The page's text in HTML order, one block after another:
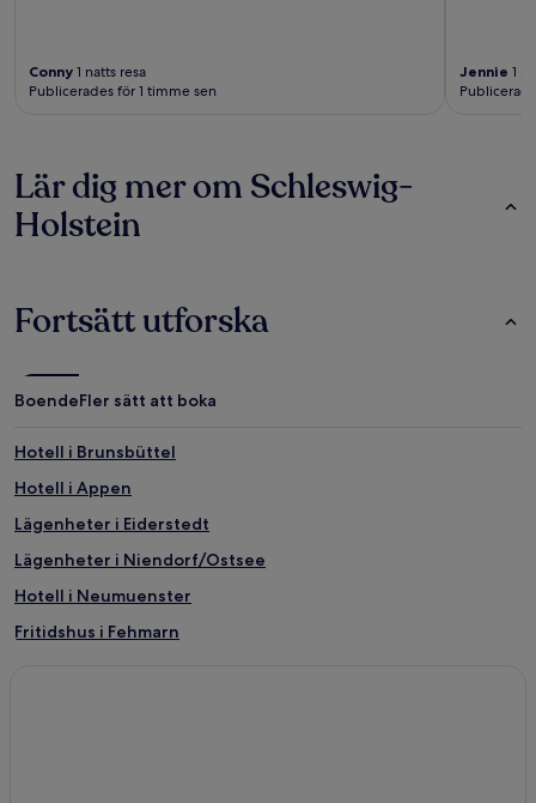
Conny 1 natts resa
Publicerades för 1 timme sen
Jennie 1
Lär dig mer om Schleswig-
Holstein
Fortsätt utforska
BoendeFler sätt att boka
Hotell i Brunsbüttel
Hotell i Appen
Lägenheter i Eiderstedt
Lägenheter i Niendorf/Ostsee
Hotell i Neumuenster
Fritidshus i Fehmarn